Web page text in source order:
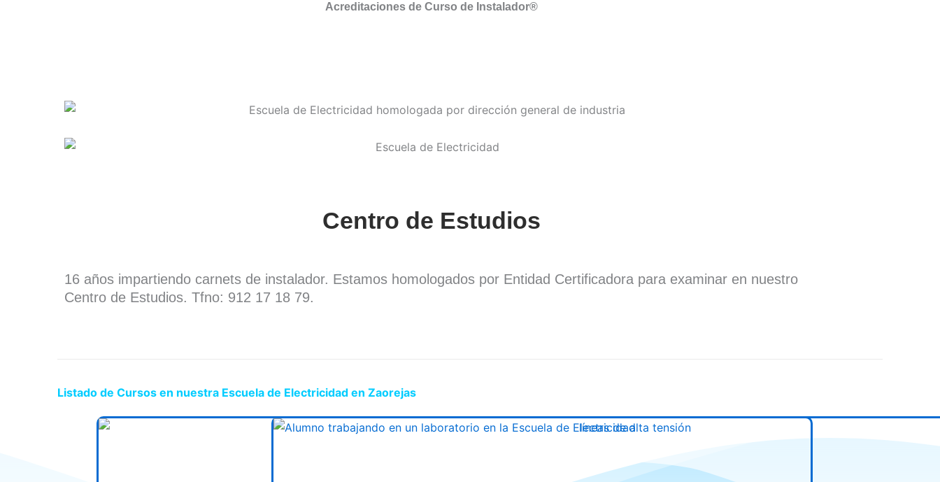
Acreditaciones de Curso de Instalador®
Centro de Estudios
16 años impartiendo carnets de instalador. Estamos homologados por Entidad Certificadora para examinar en nuestro
Centro de Estudios. Tfno: 912 17 18 79.
Listado de Cursos en nuestra Escuela de Electricidad en Zaorejas